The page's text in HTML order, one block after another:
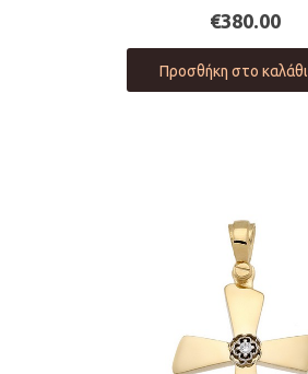
€380.00
Προσθήκη στο καλάθι